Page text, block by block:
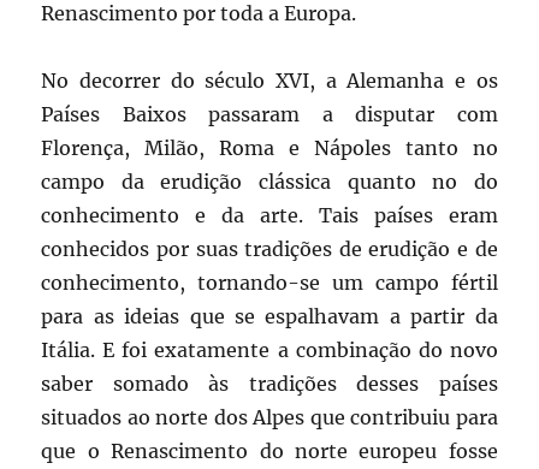
Renascimento por toda a Europa.
No decorrer do século XVI, a Alemanha e os
Países Baixos passaram a disputar com
Florença, Milão, Roma e Nápoles tanto no
campo da erudição clássica quanto no do
conhecimento e da arte. Tais países eram
conhecidos por suas tradições de erudição e de
conhecimento, tornando-se um campo fértil
para as ideias que se espalhavam a partir da
Itália. E foi exatamente a combinação do novo
saber somado às tradições desses países
situados ao norte dos Alpes que contribuiu para
que o Renascimento do norte europeu fosse